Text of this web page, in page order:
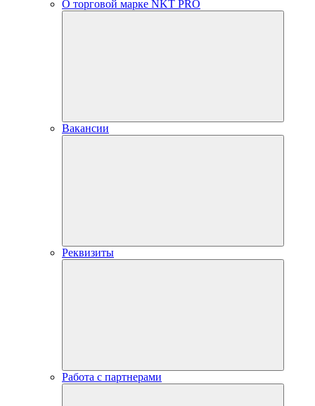
О торговой марке NKT PRO
Вакансии
Реквизиты
Работа с партнерами